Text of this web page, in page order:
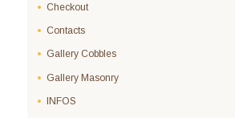
Checkout
Contacts
Gallery Cobbles
Gallery Masonry
INFOS